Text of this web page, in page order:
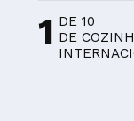
1 DE 10
DE